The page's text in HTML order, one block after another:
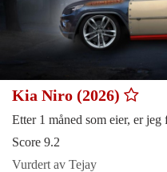
Kia Niro (2026)
Etter 1 måned som eier, er
Score 9.2
Vurdert av Tejay